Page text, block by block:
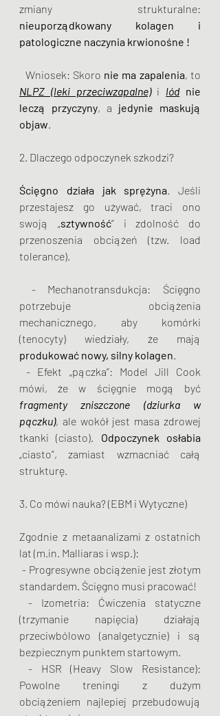
nieuporządkowany kolagen i
patologiczne naczynia krwionośne !
  Wniosek: Skoro
nie ma zapalenia
NLPZ (leki przeciwzapalne) i lód nie
leczą przyczyny, a jedynie maskują
objaw.
2. Dlaczego odpoczynek szkodzi?
Ścięgno działa jak sprężyna. Jeśli
przestajesz go używać, traci ono
swoją „sztywność” i zdolność do
przenoszenia obciążeń (tzw. load
tolerance).
potrzebuje obciążenia
mechanicznego, aby komórki
produkować nowy, silny kolagen.
- Efekt „pączka”: Model Jill Cook
fragmenty zniszczone (dziurka w
pączku), ale wokół jest masa zdrowej
tkanki (ciasto). Odpoczynek osłabia
„ciasto”, zamiast wzmacniać całą
strukturę.
3. Co mówi nauka? (EBM i Wytyczne)
Zgodnie z metaanalizami z ostatnich
lat (m.in. Malliaras i wsp.):
- Progresywne obciążenie jest złotym
standardem. Ścięgno musi pracować!
(trzymanie napięcia) działają
przeciwbólowo (analgetycznie) i są
bezpiecznym punktem startowym.
Powolne treningi z dużym
obciążeniem najlepiej przebudowują